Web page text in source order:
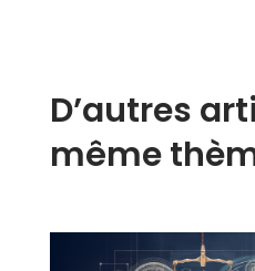
D’autres
même